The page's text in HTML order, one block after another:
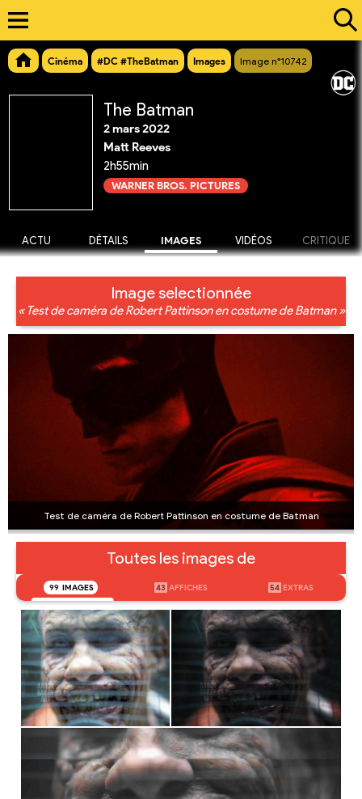
Cinéma #DC #TheBatman Images Image n°10742
The Batman
2 mars 2022
Matt Reeves
2h55min
WARNER BROS. PICTURES
ACTU DÉTAILS IMAGES VIDÉOS CRITIQUE
Image selectionnée
« Test de caméra de Robert Pattinson en costume de Batman »
Test de caméra de Robert Pattinson en costume de Batman
Toutes les images de
99 IMAGES 43 AFFICHES 54 EXTRAS